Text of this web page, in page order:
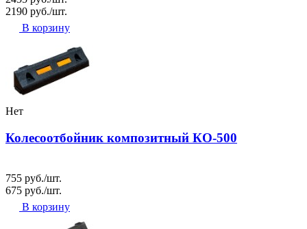
2190 руб./шт.
В корзину
Нет
Колесоотбойник композитный КО-500
755 руб./шт.
675 руб./шт.
В корзину